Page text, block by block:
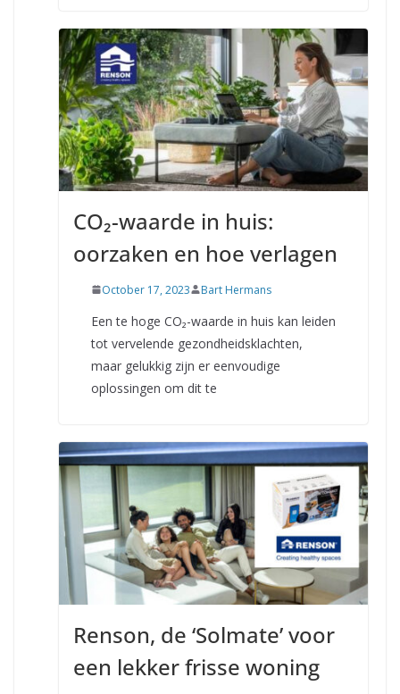
CO₂-waarde in huis:
oorzaken en hoe verlagen
October 17, 2023 Bart Hermans
Een te hoge CO₂-waarde in huis kan leiden
tot vervelende gezondheidsklachten,
maar gelukkig zijn er eenvoudige
oplossingen om dit te
Renson, de ‘Solmate’ voor
een lekker frisse woning